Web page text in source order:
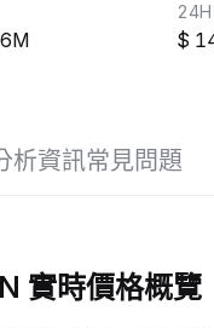
析資訊常見問題
實時價格概覽